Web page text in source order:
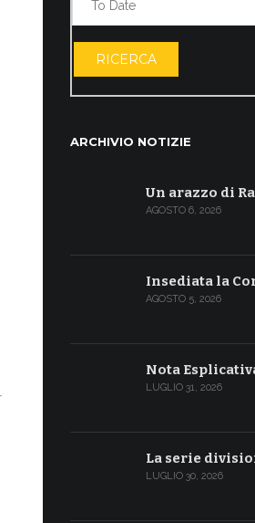
RICERCA
ARCHIVIO NOTIZIE
Un arazzo di
AGOSTO 6, 2026
Insediata la
AGOSTO 5, 2026
Nota
LUGLIO 31, 2026
La serie
LUGLIO 30, 2026